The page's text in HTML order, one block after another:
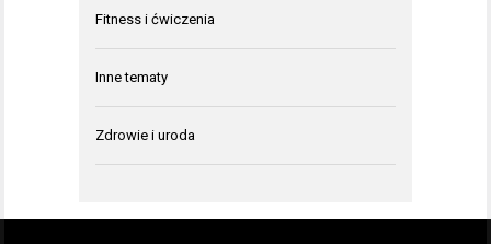
Fitness i ćwiczenia
Inne tematy
Zdrowie i uroda